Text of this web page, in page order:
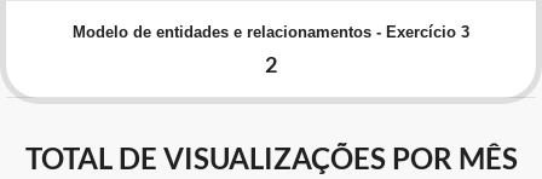
Advocacia-Geral da União
Banco Central do Brasil
Modelo de entidades e relacionamentos - Exercício 3
2
TOTAL DE VISUALIZAÇÕES POR MÊS